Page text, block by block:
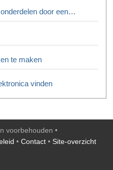
door een…
te maken
vinden
voorbehouden •
• Contact • Site-overzicht